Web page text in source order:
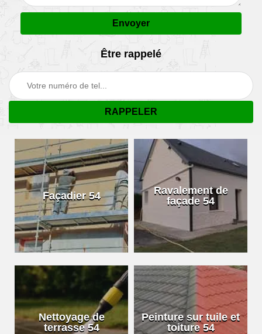
Être rappelé
Façadier 54
Ravalement de
façade 54
Nettoyage de
terrasse 54
Peinture sur tuile et
toiture 54